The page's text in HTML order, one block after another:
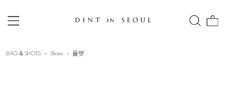
BAG＆SHOES Shoes 플랫